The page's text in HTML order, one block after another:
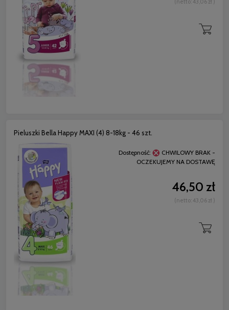
(netto: 43,06 zł
Pieluszki Bella Happy MAXI (4) 8-18kg - 46 szt.
Dostępność:
CHWILOWY BRAK -
OCZEKUJEMY NA DOSTAWĘ
46,50 zł
(netto: 43,06 zł )